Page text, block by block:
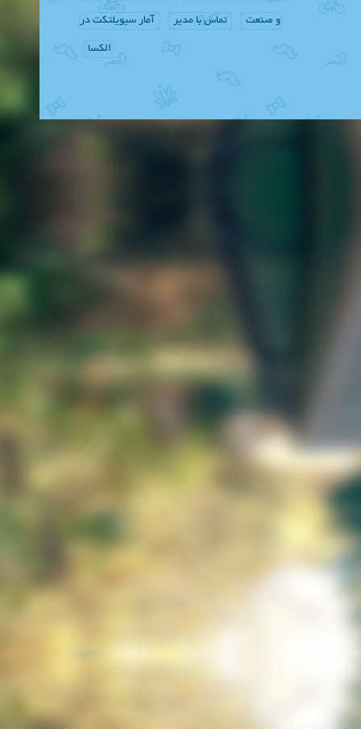
و صنعت تماس با مدیر آمار سیویلتکت در
الکسا